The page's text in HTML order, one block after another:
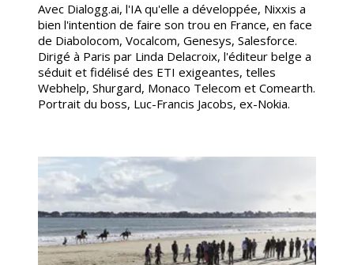
Avec Dialogg.ai, l'IA qu'elle a développée, Nixxis a
bien l'intention de faire son trou en France, en face
de Diabolocom, Vocalcom, Genesys, Salesforce.
Dirigé à Paris par Linda Delacroix, l'éditeur belge a
séduit et fidélisé des ETI exigeantes, telles
Webhelp, Shurgard, Monaco Telecom et Comearth.
Portrait du boss, Luc-Francis Jacobs, ex-Nokia.